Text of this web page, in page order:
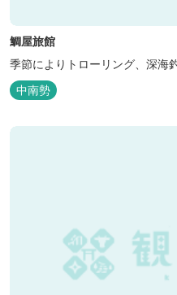
鯛屋旅館
季節によりトローリング、深海
中南勢